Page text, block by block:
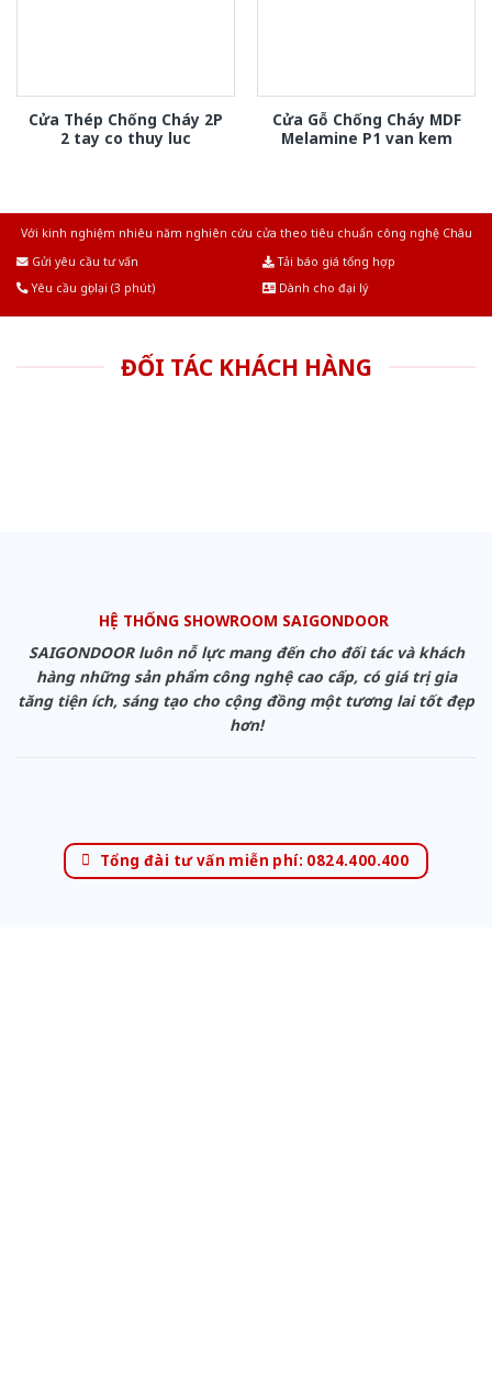
Cửa Thép Chống Cháy 2P
2 tay co thuy luc
Cửa Gỗ Chống Cháy MDF
Melamine P1 van kem
Với kinh nghiệm nhiêu năm nghiên cứu cửa theo tiêu chuẩn công nghệ Châu
Gửi yêu cầu tư vấn
Tải báo giá tổng hợp
Yêu cầu gọi lại (3 phút)
Dành cho đại lý
ĐỐI TÁC KHÁCH HÀNG
HỆ THỐNG SHOWROOM SAIGONDOOR
SAIGONDOOR luôn nỗ lực mang đến cho đối tác và khách
hàng những sản phẩm công nghệ cao cấp, có giá trị gia
tăng tiện ích, sáng tạo cho cộng đồng một tương lai tốt đẹp
hơn!
Tổng đài tư vấn miễn phí: 0824.400.400